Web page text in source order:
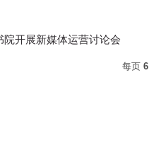
开展新媒体运营讨论会
每页 6